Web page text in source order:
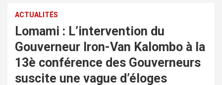
ACTUALITÉS
Lomami : L’intervention du
Gouverneur Iron-Van Kalombo à la
13è conférence des Gouverneurs
suscite une vague d’éloges